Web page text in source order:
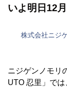
いよ明日12
株式会社ニジ
ニジゲンノモリ
UTO 忍里」で